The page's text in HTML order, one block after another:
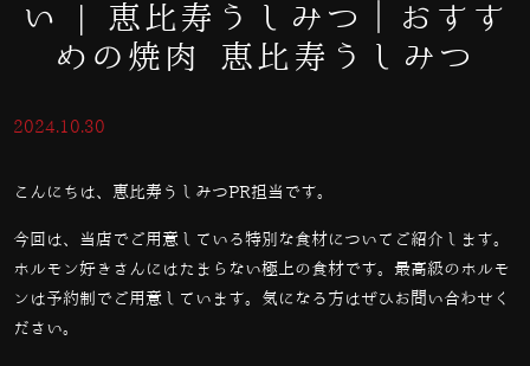
い | 恵比寿うしみつ｜おすす
めの焼肉 恵比寿うしみつ
2024.10.30
こんにちは、恵比寿うしみつPR担当です。
今回は、当店でご用意している特別な食材についてご紹介します。
ホルモン好きさんにはたまらない極上の食材です。最高級のホルモ
ンは予約制でご用意しています。気になる方はぜひお問い合わせく
ださい。